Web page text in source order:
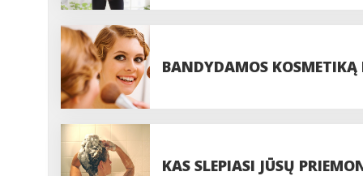
BANDYDAMOS KOSMETIKĄ
KAS SLEPIASI JŪSŲ